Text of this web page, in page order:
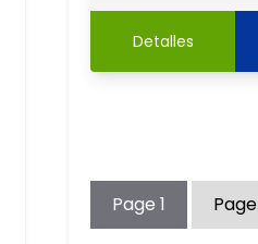
Detalles
Page 1 Page